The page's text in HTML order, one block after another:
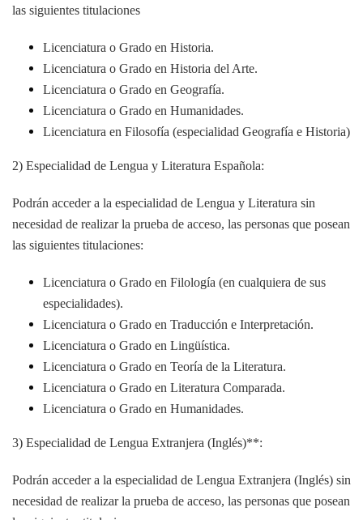
las siguientes titulaciones
Licenciatura o Grado en Historia.
Licenciatura o Grado en Historia del Arte.
Licenciatura o Grado en Geografía.
Licenciatura o Grado en Humanidades.
Licenciatura en Filosofía (especialidad Geografía e Historia)
2) Especialidad de Lengua y Literatura Española:
Podrán acceder a la especialidad de Lengua y Literatura sin
necesidad de realizar la prueba de acceso, las personas que posean
las siguientes titulaciones:
Licenciatura o Grado en Filología (en cualquiera de sus
especialidades).
Licenciatura o Grado en Traducción e Interpretación.
Licenciatura o Grado en Lingüística.
Licenciatura o Grado en Teoría de la Literatura.
Licenciatura o Grado en Literatura Comparada.
Licenciatura o Grado en Humanidades.
3) Especialidad de Lengua Extranjera (Inglés)**:
Podrán acceder a la especialidad de Lengua Extranjera (Inglés) sin
necesidad de realizar la prueba de acceso, las personas que posean